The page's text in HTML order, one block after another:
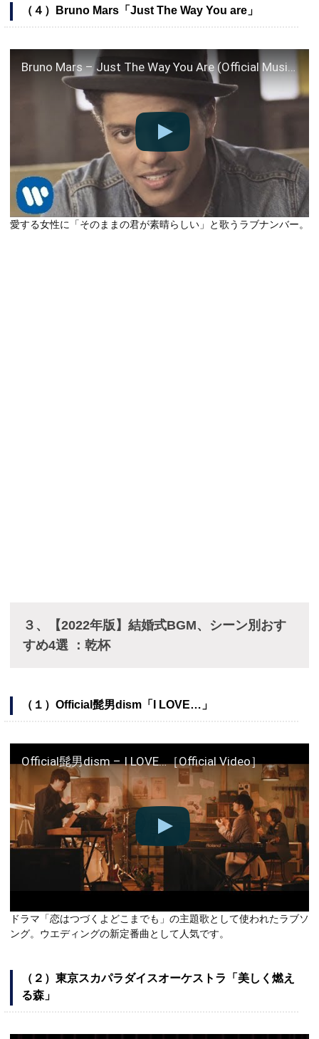
（４）Bruno Mars「Just The Way You are」
Bruno Mars – Just The Way You Are (Official Music Video)
愛する女性に「そのままの君が素晴らしい」と歌うラブナンバー。
３、【2022年版】結婚式BGM、シーン別おす
すめ4選 ：乾杯
（１）Official髭男dism「I LOVE…」
Official髭男dism – I LOVE…［Official Video］
ドラマ「恋はつづくよどこまでも」の主題歌として使われたラブソ
ング。ウエディングの新定番曲として人気です。
（２）東京スカパラダイスオーケストラ「美しく燃え
る森」